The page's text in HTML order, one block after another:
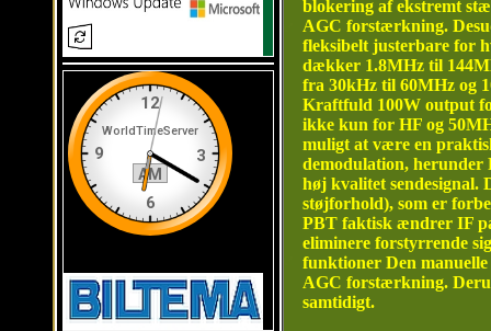
blokering af ekstremt
AGC forstærkning.
fleksibelt justerbare for
dækker 1.8MHz til
fra 30kHz til 60MHz og
Kraftfuld 100W output
ikke kun for HF og
muligt at være en
demodulation, herunder
høj kvalitet sendesignal.
støjforhold), som er
PBT faktisk ændrer IF
eliminere forstyrrende
funktioner Den
AGC forstærkning.
samtidigt.